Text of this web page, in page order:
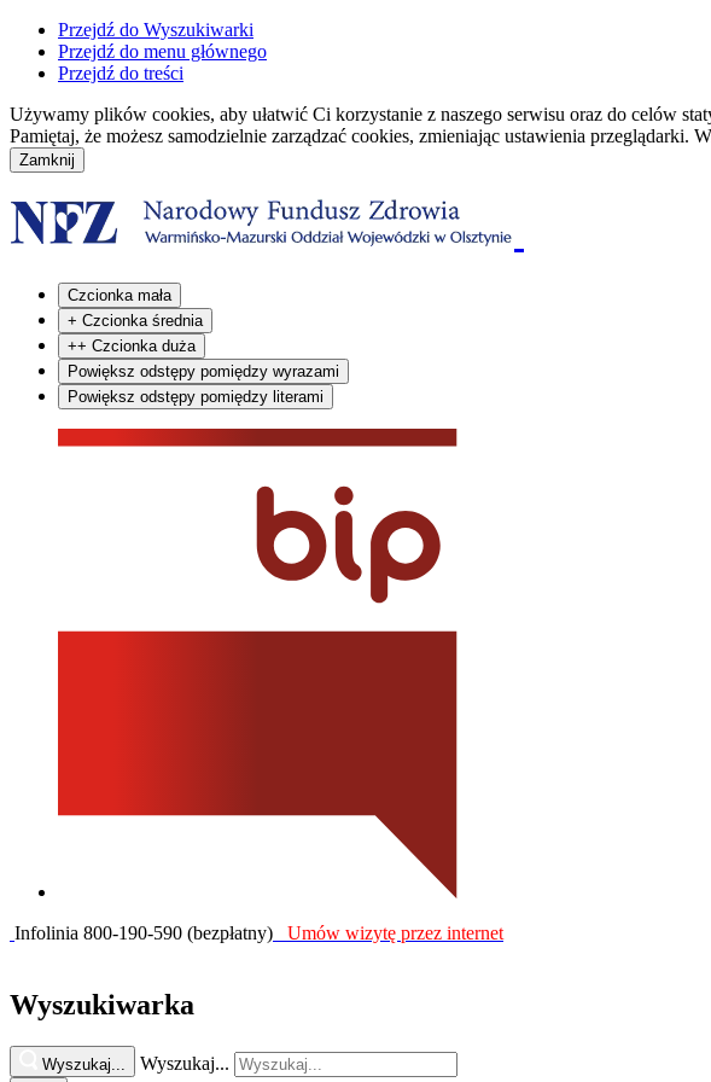
Przejdź do Wyszukiwarki
Przejdź do menu głównego
Przejdź do treści
Używamy plików cookies, aby ułatwić Ci korzystanie z naszego serwisu oraz do celów
Pamiętaj, że możesz samodzielnie zarządzać cookies, zmieniając ustawienia przeglądarki.
Czcionka mała
+ Czcionka średnia
++ Czcionka duża
Powiększ odstępy pomiędzy wyrazami
Powiększ odstępy pomiędzy literami
Infolinia 800-190-590 (bezpłatny) Umów wizytę przez internet
Wyszukiwarka
Wyszukaj... Wyszukaj...